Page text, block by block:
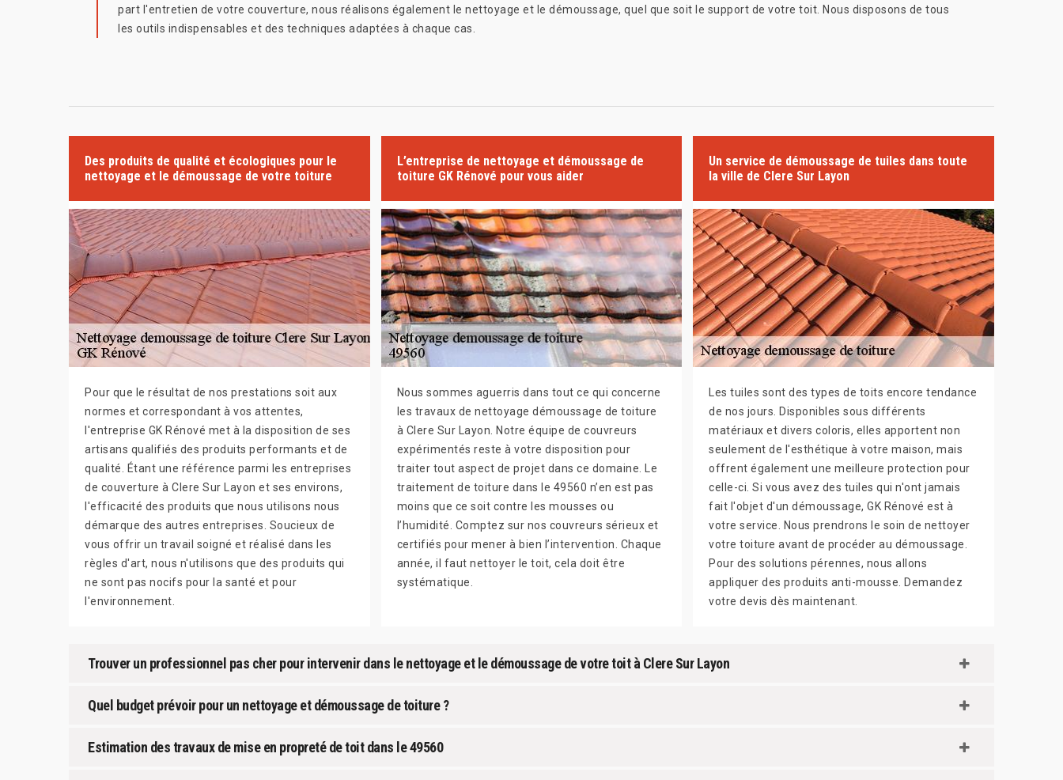
part l'entretien de votre couverture, nous réalisons également le nettoyage et le démoussage, quel que soit le support de votre toit. Nous disposons de tous
les outils indispensables et des techniques adaptées à chaque cas.
Des produits de qualité et écologiques pour le
nettoyage et le démoussage de votre toiture
Pour que le résultat de nos prestations soit aux
normes et correspondant à vos attentes,
l'entreprise GK Rénové met à la disposition de ses
artisans qualifiés des produits performants et de
qualité. Étant une référence parmi les entreprises
de couverture à Clere Sur Layon et ses environs,
l'efficacité des produits que nous utilisons nous
démarque des autres entreprises. Soucieux de
vous offrir un travail soigné et réalisé dans les
règles d'art, nous n'utilisons que des produits qui
ne sont pas nocifs pour la santé et pour
l'environnement.
L’entreprise de nettoyage et démoussage de
toiture GK Rénové pour vous aider
Nous sommes aguerris dans tout ce qui concerne
les travaux de nettoyage démoussage de toiture
à Clere Sur Layon. Notre équipe de couvreurs
expérimentés reste à votre disposition pour
traiter tout aspect de projet dans ce domaine. Le
traitement de toiture dans le 49560 n’en est pas
moins que ce soit contre les mousses ou
l’humidité. Comptez sur nos couvreurs sérieux et
certifiés pour mener à bien l’intervention. Chaque
année, il faut nettoyer le toit, cela doit être
systématique.
Un service de démoussage de tuiles dans toute
la ville de Clere Sur Layon
Les tuiles sont des types de toits encore tendance
de nos jours. Disponibles sous différents
matériaux et divers coloris, elles apportent non
seulement de l'esthétique à votre maison, mais
offrent également une meilleure protection pour
celle-ci. Si vous avez des tuiles qui n'ont jamais
fait l'objet d'un démoussage, GK Rénové est à
votre service. Nous prendrons le soin de nettoyer
votre toiture avant de procéder au démoussage.
Pour des solutions pérennes, nous allons
appliquer des produits anti-mousse. Demandez
votre devis dès maintenant.
Trouver un professionnel pas cher pour intervenir dans le nettoyage et le démoussage de votre toit à Clere Sur Layon
Quel budget prévoir pour un nettoyage et démoussage de toiture ?
Estimation des travaux de mise en propreté de toit dans le 49560